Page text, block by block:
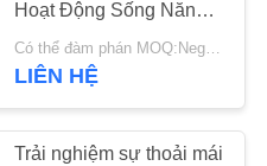
Hoạt
Hoạt Động Sống Năng
Động và Mặc Hàng
Ngày
LIÊN HỆ
Trải nghiệm sự thoải mái